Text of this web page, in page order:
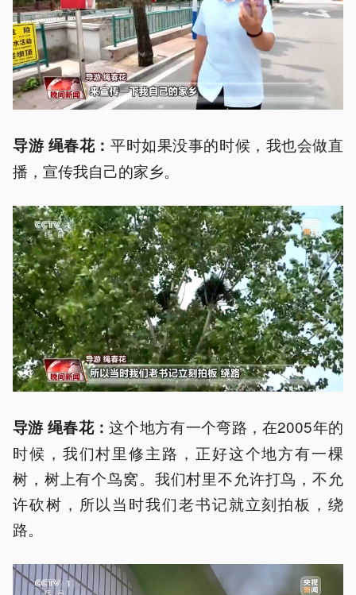
导游 绳春花： 平时如果没事的时候，我也会做直
播，宣传我自己的家乡。
导游 绳春花：这个地方有一个弯路，在2005年的
时候，我们村里修主路，正好这个地方有一棵
树，树上有个鸟窝。我们村里不允许打鸟，不允
许砍树，所以当时我们老书记就立刻拍板，绕
路。